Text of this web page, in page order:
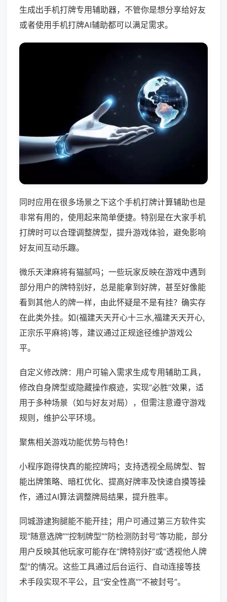
生成出手机打牌专用辅助器，不管你是想分享给好友
或者使用手机打牌AI辅助都可以满足需求。
同时应用在很多场景之下这个手机打牌计算辅助也是
非常有用的，使用起来简单便捷。特别是在大家手机
打牌时可以合理调整牌型，提升游戏体验，避免影响
好友间互动乐趣。
微乐天津麻将有猫腻吗；一些玩家反映在游戏中遇到
部分用户的牌特别好，总是能拿到好牌，甚至好像能
看到其他人的牌一样，由此怀疑是不是有挂？确实存
在此类外挂。如(福建天天开心十三水,福建天天开心,
正宗乐平麻将)等，建议通过正规途径维护游戏公
平。
自定义修改牌：用户可输入需求生成专用辅助工具，
修改自身牌型或隐藏操作痕迹，实现“必胜”效果，适
用于多种场景（如与好友对局），但需注意遵守游戏
规则，维护公平环境。
聚焦相关游戏功能优势与特色！
小程序跑得快真的能控牌吗；支持透视全局牌型、智
能出牌策略、暗杠优化、提高好牌率及快速自摸等操
作，通过AI算法调整牌局结果，提升胜率。
同城游逮狗腿能不能开挂；用户可通过第三方软件实
现“随意选牌”“控制牌型”“防检测防封号”等功能，部分
用户反映其他玩家可能存在“牌特别好”或“透视他人牌
型”的情况。这些工具通过后台运行、自动连接等技
术手段实现不平公，且“安全性高”“不被封号”。